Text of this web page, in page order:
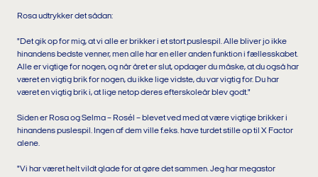
Rosa udtrykker det sådan:
"Det gik op for mig, at vi alle er brikker i et stort puslespil. Alle bliver jo ikke
hinandens bedste venner, men alle har en eller anden funktion i fællesskabet.
Alle er vigtige for nogen, og når året er slut, opdager du måske, at du også har
været en vigtig brik for nogen, du ikke lige vidste, du var vigtig for. Du har
været en vigtig brik i, at lige netop deres efterskoleår blev godt."
Siden er Rosa og Selma – Rosél – blevet ved med at være vigtige brikker i
hinandens puslespil. Ingen af dem ville f.eks. have turdet stille op til X Factor
alene.
"Vi har været helt vildt glade for at gøre det sammen. Jeg har megastor